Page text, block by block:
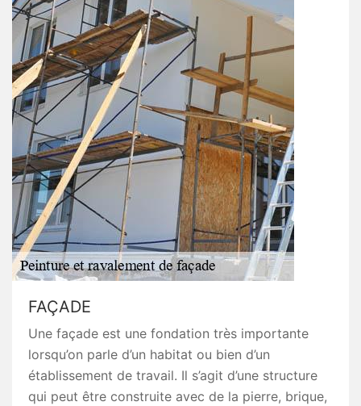
FAÇADE
Une façade est une fondation très importante
lorsqu’on parle d’un habitat ou bien d’un
établissement de travail. Il s’agit d’une structure
qui peut être construite avec de la pierre, brique,